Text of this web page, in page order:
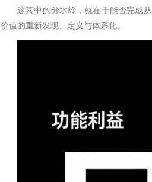
这其中的分水岭，就在于能否完成从
价值的重新发现、定义与体系化。